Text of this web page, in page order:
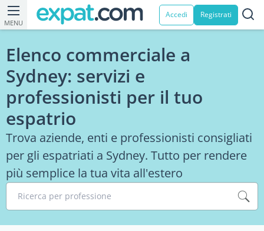
MENU
Accedi Registrati
Elenco commerciale a
Sydney: servizi e
professionisti per il tuo
espatrio
Trova aziende, enti e professionisti consigliati
per gli espatriati a Sydney. Tutto per rendere
più semplice la tua vita all'estero
Ricerca per professione